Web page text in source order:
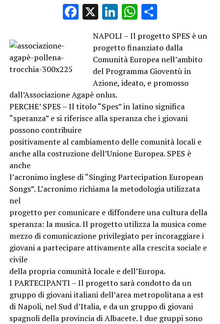
Facebook
X LinkedIn
WhatsApp
Condividi
NAPOLI – Il progetto SPES è un
progetto finanziato dalla
Comunità Europea nell’ambito
del Programma Gioventù in
Azione, ideato, e promosso
dall’Associazione Agapè onlus.
PERCHE’ SPES – Il titolo “Spes” in latino significa
“speranza” e si riferisce alla speranza che i giovani
possono contribuire
positivamente al cambiamento delle comunità locali e
anche alla costruzione dell’Unione Europea. SPES è
anche
l’acronimo inglese di “Singing Partecipation European
Songs”. L’acronimo richiama la metodologia utilizzata
nel
progetto per comunicare e diffondere una cultura della
speranza: la musica. Il progetto utilizza la musica come
mezzo di comunicazione privilegiato per incoraggiare i
giovani a partecipare attivamente alla crescita sociale e
civile
della propria comunità locale e dell’Europa.
I PARTECIPANTI – Il progetto sarà condotto da un
gruppo di giovani italiani dell’area metropolitana a est
di Napoli, nel Sud d’Italia, e da un gruppo di giovani
spagnoli della provincia di Albacete. I due gruppi sono